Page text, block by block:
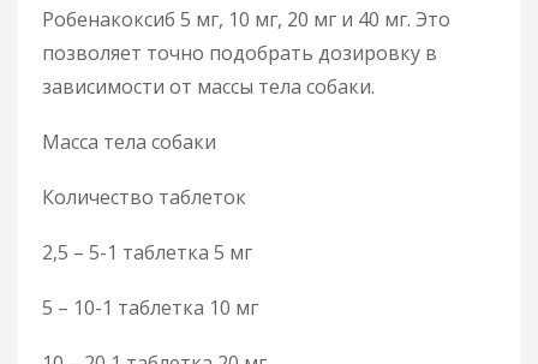
Робенакоксиб 5 мг, 10 мг, 20 мг и 40 мг. Это
позволяет точно подобрать дозировку в
зависимости от массы тела собаки.
Масса тела собаки
Количество таблеток
2,5 – 5-1 таблетка 5 мг
5 – 10-1 таблетка 10 мг